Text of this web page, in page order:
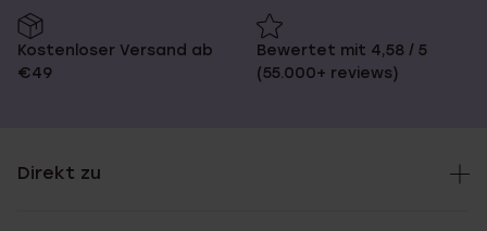
Kostenloser Versand ab
€49
Bewertet mit 4,58 / 5
(55.000+ reviews)
Direkt zu